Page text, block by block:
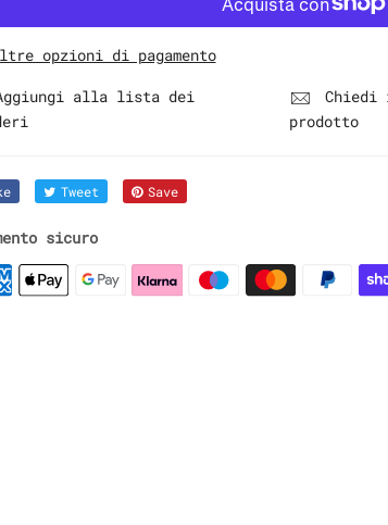
opzioni di pagamento
alla lista dei
Chiedi
prodotto
Tweet Save
sicuro